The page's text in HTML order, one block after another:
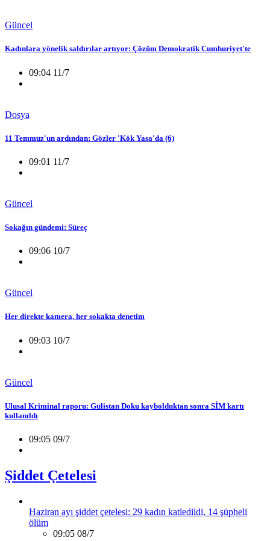
Güncel
Kadınlara yönelik saldırılar artıyor: Çözüm Demokratik Cumhuriyet'te
09:04 11/7
Dosya
11 Temmuz'un ardından: Gözler 'Kök Yasa'da (6)
09:01 11/7
Güncel
Sokağın gündemi: Süreç
09:06 10/7
Güncel
Her direkte kamera, her sokakta denetim
09:03 10/7
Güncel
Ulusal Kriminal raporu: Gülistan Doku kaybolduktan sonra SİM kartı
kullanıldı
09:05 09/7
Şiddet Çetelesi
Haziran ayı şiddet çetelesi: 29 kadın katledildi, 14 şüpheli
ölüm
09:05 08/7